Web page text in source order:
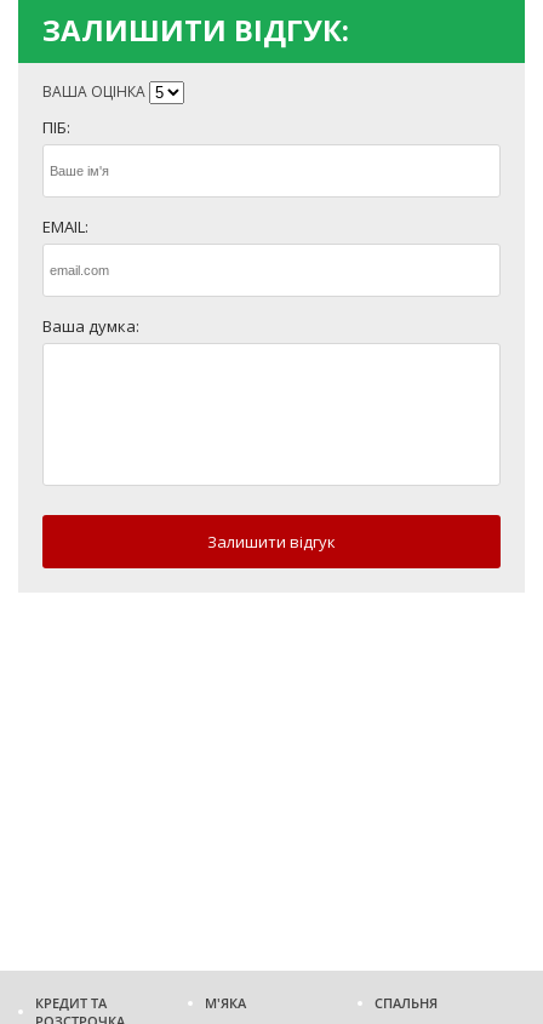
ЗАЛИШИТИ ВІДГУК:
ВАША ОЦІНКА
ПІБ:
EMAIL:
Ваша думка:
Залишити відгук
КРЕДИТ ТА
М'ЯКА СПАЛЬНЯ